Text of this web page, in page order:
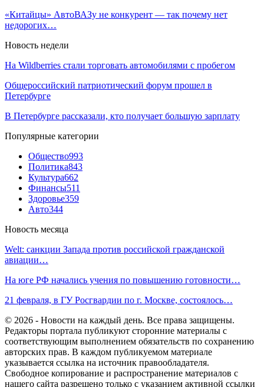
«Китайцы» АвтоВАЗу не конкурент — так почему нет
недорогих…
Новость недели
На Wildberries стали торговать автомобилями с пробегом
Общероссийский патриотический форум прошел в
Петербурге
В Петербурге рассказали, кто получает большую зарплату
Популярные категории
Общество993
Политика843
Культура662
Финансы511
Здоровье359
Авто344
Новость месяца
Welt: санкции Запада против российской гражданской
авиации…
На юге РФ начались учения по повышению готовности…
21 февраля, в ГУ Росгвардии по г. Москве, состоялось…
© 2026 - Новости на каждый день. Все права защищены.
Редакторы портала публикуют сторонние материалы с
соответствующим выполнением обязательств по сохранению
авторских прав. В каждом публикуемом материале
указывается ссылка на источник правообладателя.
Свободное копирование и распространение материалов с
нашего сайта разрешено только с указанием активной ссылки